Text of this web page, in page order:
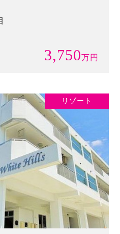
3,750万円
リゾート